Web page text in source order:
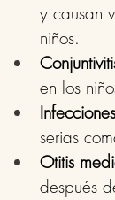
y causan
niños.
en los
serias
Otitis
después